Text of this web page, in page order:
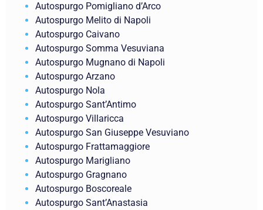
Autospurgo Pomigliano d’Arco
Autospurgo Melito di Napoli
Autospurgo Caivano
Autospurgo Somma Vesuviana
Autospurgo Mugnano di Napoli
Autospurgo Arzano
Autospurgo Nola
Autospurgo Sant’Antimo
Autospurgo Villaricca
Autospurgo San Giuseppe Vesuviano
Autospurgo Frattamaggiore
Autospurgo Marigliano
Autospurgo Gragnano
Autospurgo Boscoreale
Autospurgo Sant’Anastasia